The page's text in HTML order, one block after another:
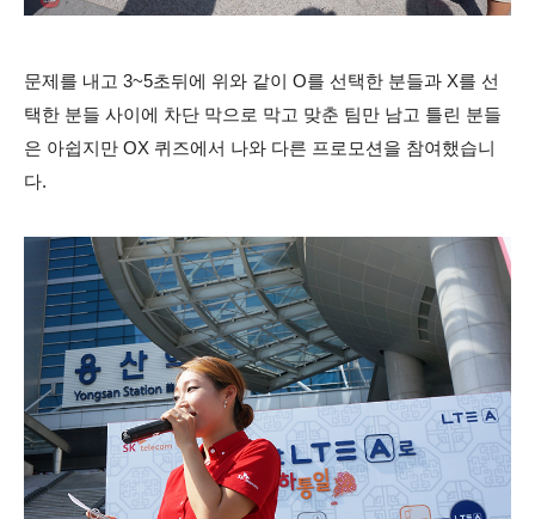
문제를 내고 3~5초뒤에 위와 같이 O를 선택한 분들과 X를 선
택한 분들 사이에 차단 막으로 막고 맞춘 팀만 남고 틀린 분들
은 아쉽지만 OX 퀴즈에서 나와 다른 프로모션을 참여했습니
다.